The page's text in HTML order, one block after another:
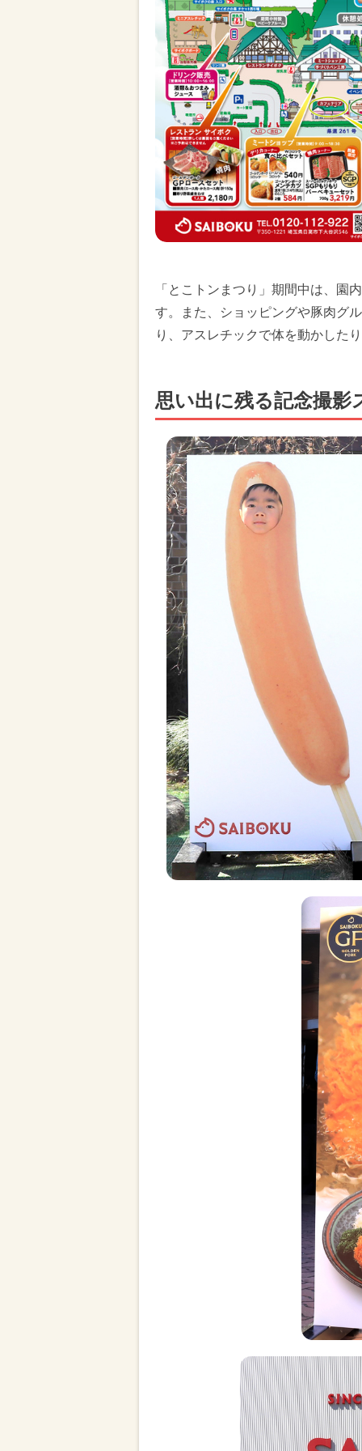
「とこトンまつり」期間中は、園
す。また、ショッピングや豚肉グ
り、アスレチックで体を動かした
思い出に残る記念撮影